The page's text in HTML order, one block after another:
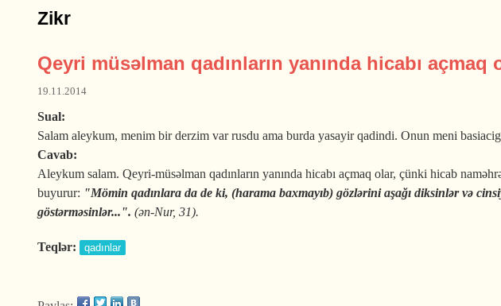
Zikr
Qeyri müsəlman qadınların yanında hicabı açmaq
19.11.2014
Sual:
Salam aleykum, menim bir derzim var rusdu ama burda yasayir qadindi. Onun meni
Cavab:
Aleykum salam. Qeyri-müsəlman qadınların yanında hicabı açmaq olar, çünki hicab
buyurur: "Mömin qadınlara da de ki, (harama baxmayıb) gözlərini aşağı diksinlər və
göstərməsinlər...". (ən-Nur, 31).
Teqlər: qadınlar